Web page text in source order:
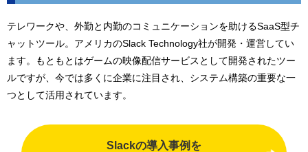
テレワークや、外勤と内勤のコミュニケーションを助けるSaaS型チ
ャットツール。アメリカのSlack Technology社が開発・運営してい
ます。もともとはゲームの映像配信サービスとして開発されたツー
ルですが、今では多くに企業に注目され、システム構築の重要な一
つとして活用されています。
Slackの導入事例を